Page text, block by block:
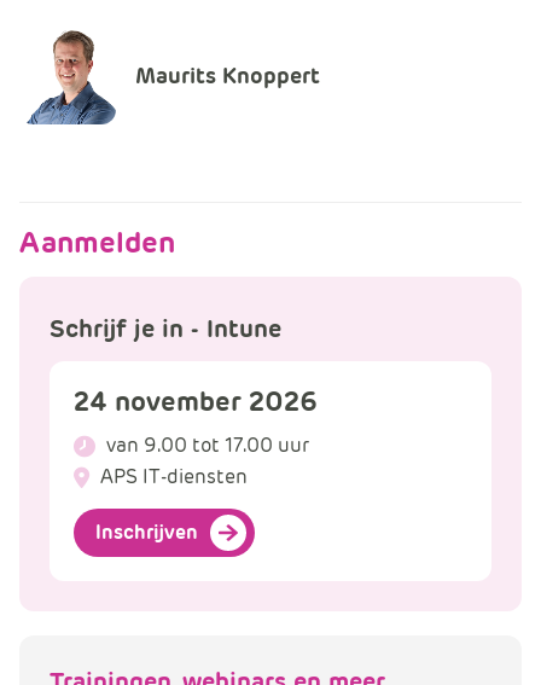
Maurits Knoppert
Aanmelden
Schrijf je in - Intune
24 november 2026
van 9.00 tot 17.00 uur
APS IT-diensten
Inschrijven